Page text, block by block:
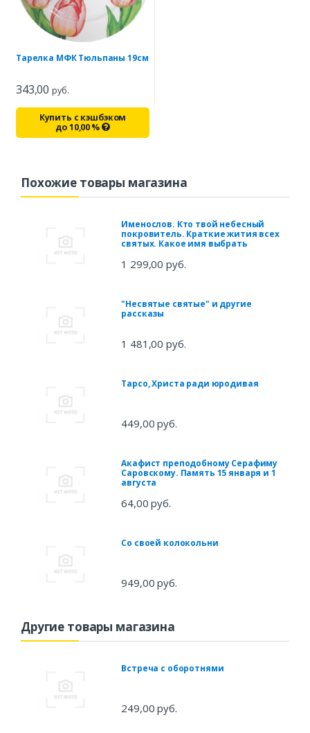
Тарелка МФК Тюльпаны 19см
343,00 руб.
Купить с кэшбэком
до10,00%
Похожие товары магазина
Именослов. Кто твой небесный
покровитель. Краткие жития всех
святых. Какое имя выбрать
1 299,00 руб.
"Несвятые святые" и другие
рассказы
1 481,00 руб.
Тарсо, Христа ради юродивая
449,00 руб.
Акафист преподобному Серафиму
Саровскому. Память 15 января и 1
августа
64,00 руб.
Со своей колокольни
949,00 руб.
Другие товары магазина
Встреча с оборотнями
249,00 руб.